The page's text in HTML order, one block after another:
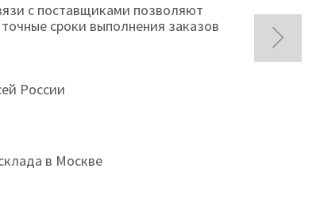
с поставщиками позволяют
точные сроки выполнения заказов
России
в Москве